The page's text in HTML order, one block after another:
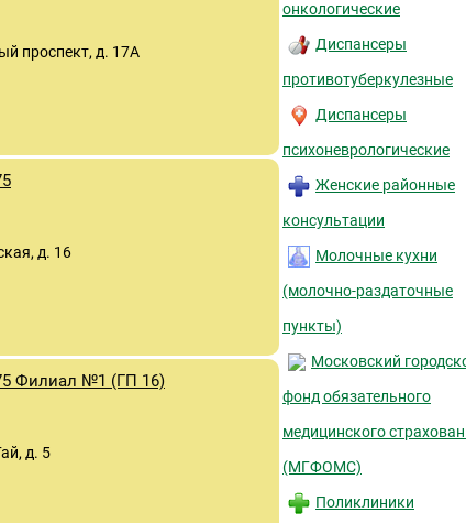
проспект, д. 17А
д. 16
Филиал №1 (ГП 16)
д. 5
онкологические
Диспансеры
противотуберкулезные
Диспансеры
психоневрологические
Женские районные
консультации
Молочные кухни
(молочно-раздаточные
пункты)
Московский
фонд обязательного
медицинского
(МГФОМС)
Поликлиники